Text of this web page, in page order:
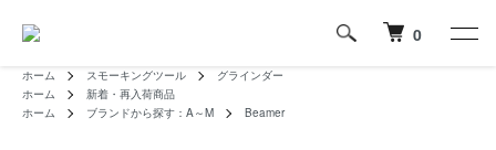
0
ホーム スモーキングツール
グラインダー
ホーム
新着・再入荷商品
ホーム
ブランドから探す：A～M Beamer